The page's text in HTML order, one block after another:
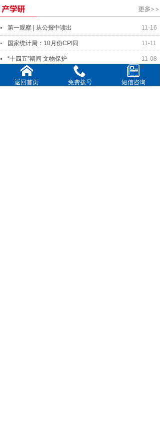
11-16
第一观察 | 从公报中读出
11-11
国家统计局：10月份CPI同
11-08
“十四五”期间 文物保护
各地多措并举提供资金、场
返回首页 免费拨号 短信咨询